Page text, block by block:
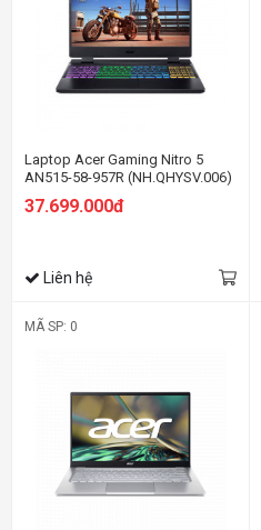
Laptop Acer Gaming Nitro 5
AN515-58-957R (NH.QHYSV.006)
(i9 12900H/16GB Ram/512GB
SSD/RTX3060 6G/15.6 inch FHD
37.699.000đ
Liên hệ
MÃ SP: 0